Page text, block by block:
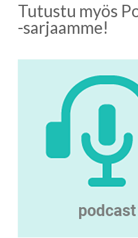
Tutustu myös
-sarjaamme!